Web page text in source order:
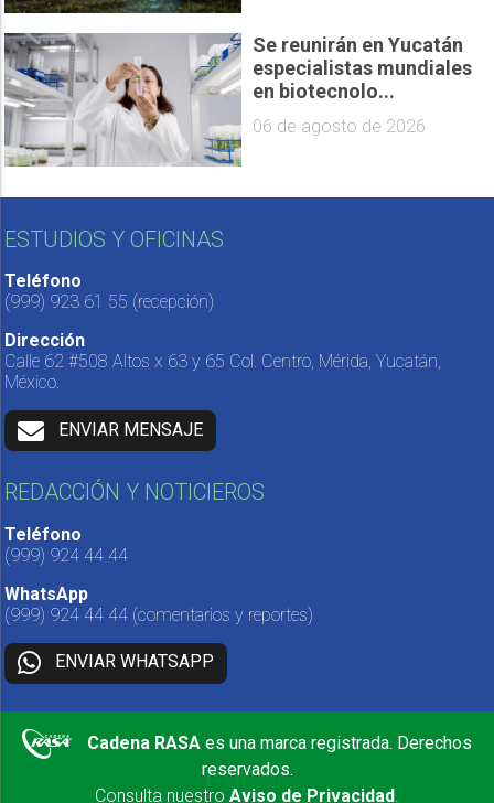
Se reunirán en Yucatán
especialistas mundiales
en biotecnolo...
06 de agosto de 2026
ESTUDIOS Y OFICINAS
Teléfono
(999) 923 61 55 (recepción)
Dirección
Calle 62 #508 Altos x 63 y 65 Col. Centro, Mérida, Yucatán,
México.
ENVIAR MENSAJE
REDACCIÓN Y NOTICIEROS
Teléfono
(999) 924 44 44
WhatsApp
(999) 924 44 44 (comentarios y reportes)
ENVIAR WHATSAPP
Cadena RASA es una marca registrada. Derechos
reservados.
Consulta nuestro Aviso de Privacidad.